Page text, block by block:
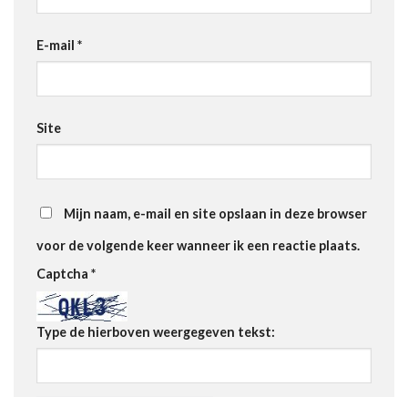
E-mail *
Site
Mijn naam, e-mail en site opslaan in deze browser
voor de volgende keer wanneer ik een reactie plaats.
Captcha *
Type de hierboven weergegeven tekst: